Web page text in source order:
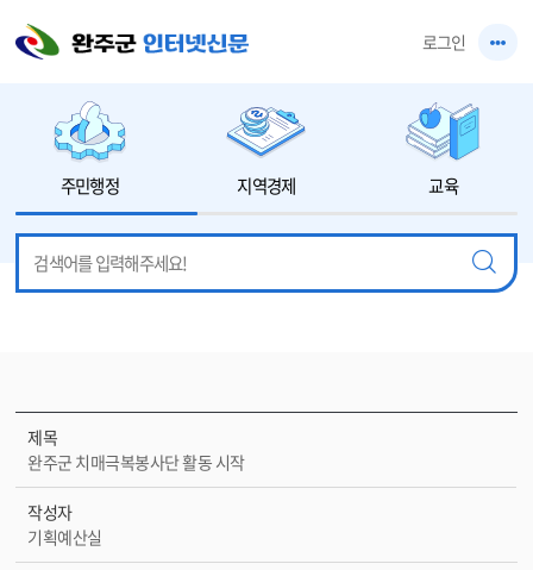
로그인
주민행정 지역경제 교육
제목
완주군 치매극복봉사단 활동 시작
작성자
기획예산실